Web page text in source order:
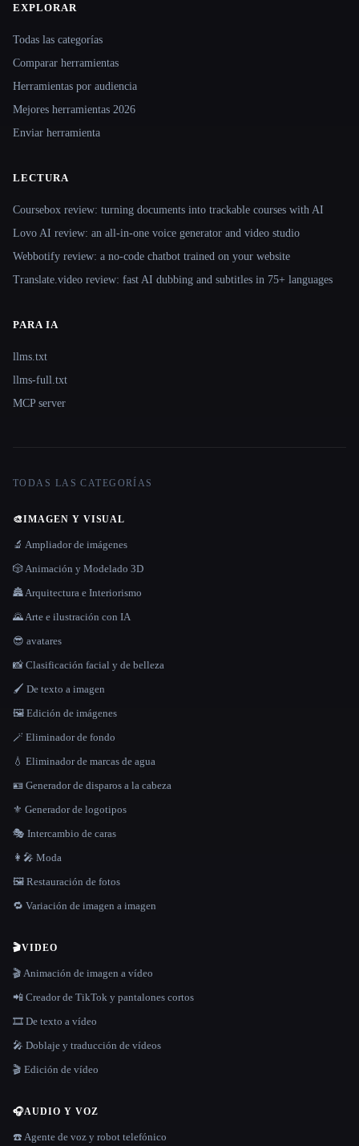
Site navigation
EXPLORAR
Todas las categorías
Comparar herramientas
Herramientas por audiencia
Mejores herramientas 2026
Enviar herramienta
LECTURA
Coursebox review: turning documents into trackable courses with AI
Lovo AI review: an all-in-one voice generator and video studio
Webbotify review: a no-code chatbot trained on your website
Translate.video review: fast AI dubbing and subtitles in 75+ languages
PARA IA
llms.txt
llms-full.txt
MCP server
TODAS LAS CATEGORÍAS
🎨IMAGEN Y VISUAL
🔬 Ampliador de imágenes
🎲 Animación y Modelado 3D
🏯 Arquitectura e Interiorismo
🌄 Arte e ilustración con IA
😎 avatares
📸 Clasificación facial y de belleza
🖌️ De texto a imagen
🖼️ Edición de imágenes
🪄 Eliminador de fondo
💧 Eliminador de marcas de agua
🪪 Generador de disparos a la cabeza
⚜️ Generador de logotipos
🎭 Intercambio de caras
👩‍🎤 Moda
🖼️ Restauración de fotos
🔁 Variación de imagen a imagen
🎬VIDEO
🎬 Animación de imagen a vídeo
📲 Creador de TikTok y pantalones cortos
🎞️ De texto a vídeo
🎤 Doblaje y traducción de vídeos
🎬 Edición de vídeo
🎧AUDIO Y VOZ
☎️ Agente de voz y robot telefónico